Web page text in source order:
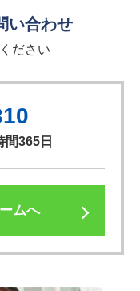
い合わせ
ださい
間365日
ムへ